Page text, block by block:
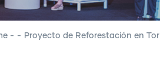
- - Proyecto de Reforestación en